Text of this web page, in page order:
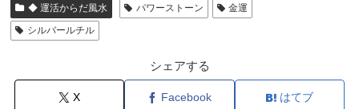
◆ 運活からだ風水 パワーストーン
金運
シルバールチル
シェアする
X Facebook はてブ